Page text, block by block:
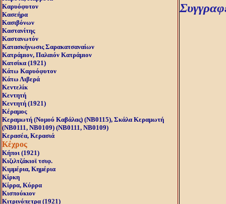
Καρυόφυτον
Κασεήρα
Κασιβόνων
Καστανίτης
Καστανωτόν
Κατασκήνωσις Σαρακατσαναίων
Κατράμιον, Παλαιόν Kατράμιον
Κατσίκα (1921)
Κάτω Καρυόφυτον
Κάτω Λιβερά
Κεντελίκ
Κεντητή
Κεντητή (1921)
Κέραμος
Κεραμωτή (Nομού Kαβάλας) (NB0115), Σκάλα Kεραμωτή
(NB0111, NB0109) (NB0111, NB0109)
Κερασέα, Κερασιά
Κέχρος
Κήποι (1921)
Κιζιλτζάκιοϊ τσιφ.
Κιμμέρια, Κημέρια
Κίρκη
Κίρρα, Κύρρα
Κισπούκιον
Κιτρινόπετρα (1921)